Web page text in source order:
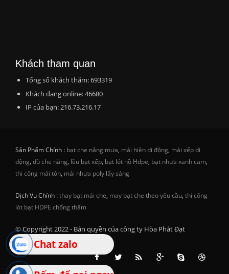
Chat zalo
Khách tham quan
Tổng số khách thăm: 693319
Khách đang online: 46680
IP của bạn: 216.73.216.17
Sản Phẩm Chính : bạt che nắng mưa, mái hiên di động, mái xếp di
động, dù che nắng, lều bạt xếp, bạt lót hồ Hdpe, bạt nhựa xanh cam,
thi công mái tôn, mái nhựa poly lấy sáng
Dịch Vụ Chính :thay bạt mái che, may bạt che theo yêu cầu, thi công
lót bạt HDPE chống thấm
© Copyright 2022 - Bản quyền của công ty Hòa Phát Đạt